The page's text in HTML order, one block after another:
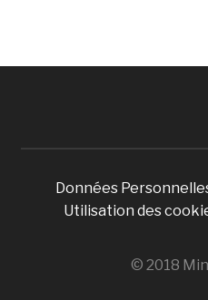
Données
Utilisation des
© 2018